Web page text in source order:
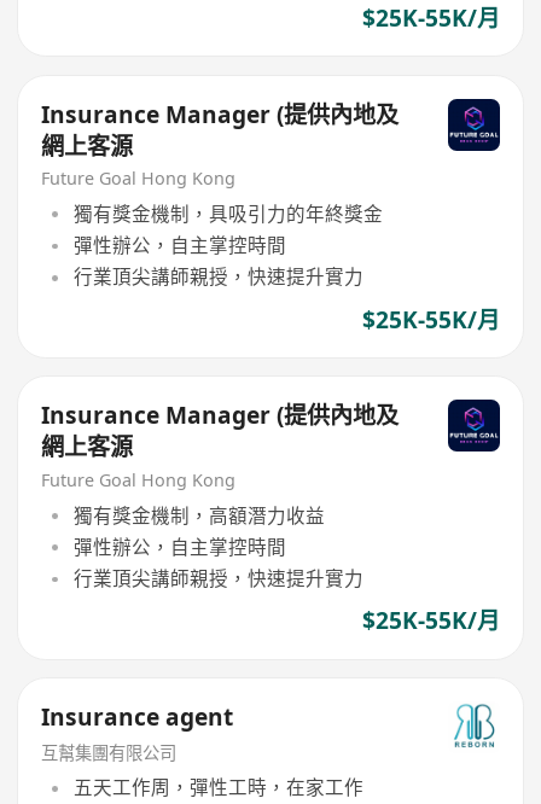
$25K-55K/月
Insurance Manager (提供內地及
網上客源
Future Goal Hong Kong
獨有獎金機制，具吸引力的年終獎金
彈性辦公，自主掌控時間
行業頂尖講師親授，快速提升實力
$25K-55K/月
Insurance Manager (提供內地及
網上客源
Future Goal Hong Kong
獨有獎金機制，高額潛力收益
彈性辦公，自主掌控時間
行業頂尖講師親授，快速提升實力
$25K-55K/月
Insurance agent
互幫集團有限公司
五天工作周，彈性工時，在家工作